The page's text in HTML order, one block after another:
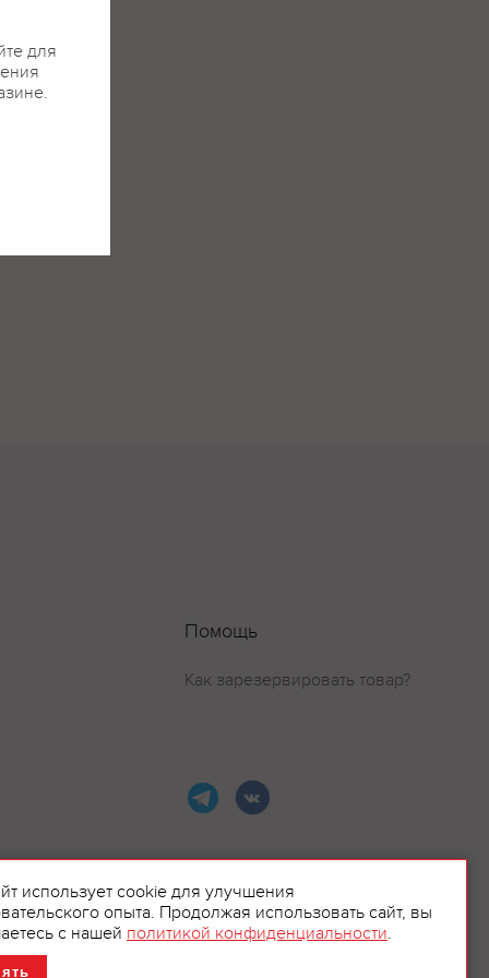
Помощь
Как зарезервировать товар?
использует cookie для улучшения
опыта. Продолжая использовать сайт, вы
с нашей политикой конфиденциальности.
для